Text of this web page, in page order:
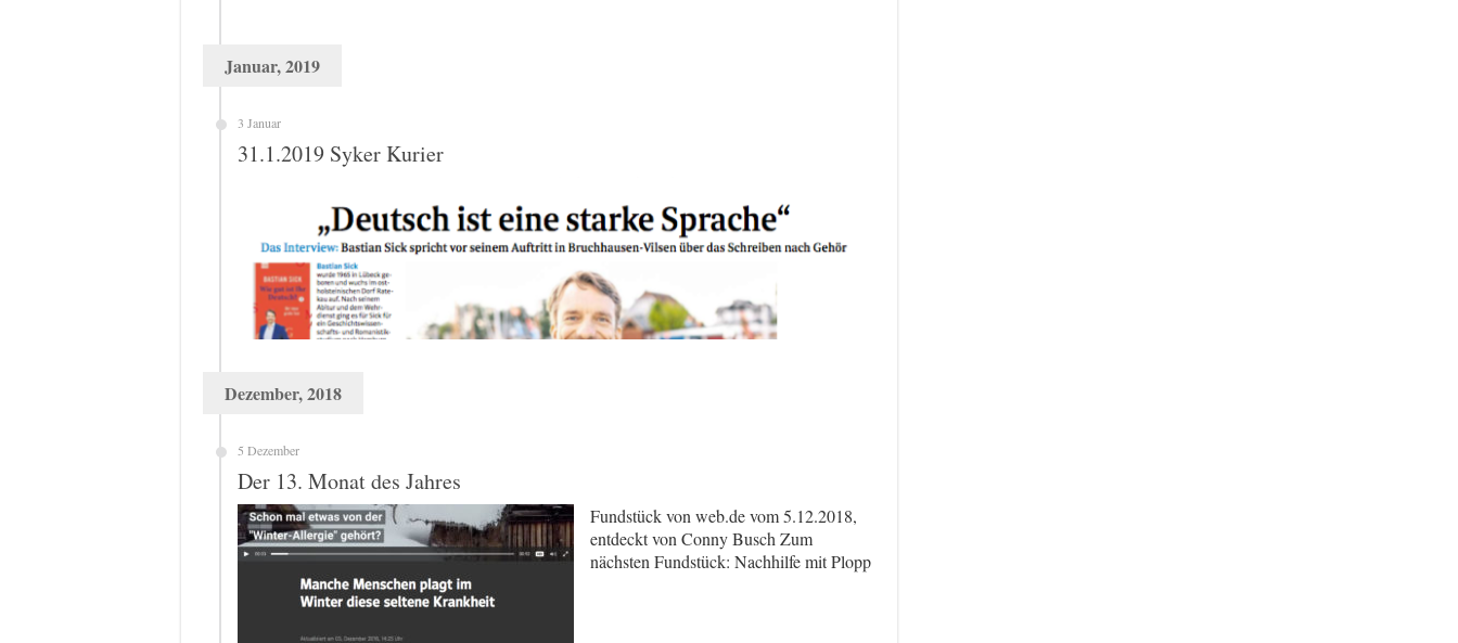
Januar, 2019
3 Januar
31.1.2019 Syker Kurier
Dezember, 2018
5 Dezember
Der 13. Monat des Jahres
Fundstück von web.de vom 5.12.2018,
entdeckt von Conny Busch Zum
nächsten Fundstück: Nachhilfe mit Plopp